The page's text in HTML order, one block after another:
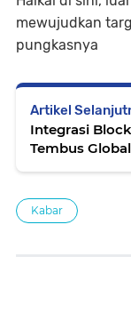
mewujudkan
pungkasnya
Artikel
Integrasi
Tembus Global
Kabar